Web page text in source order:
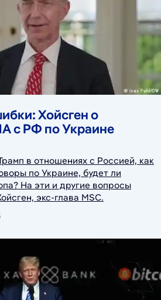
Хойсген о
с РФ по Украине
в отношениях с Россией, как
по Украине, будет ли
На эти и другие вопросы
экс-глава MSС.